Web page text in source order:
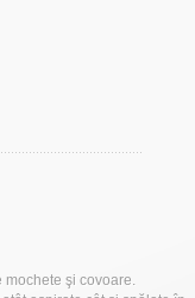
şi covoare.